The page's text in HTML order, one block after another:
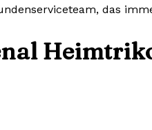
das